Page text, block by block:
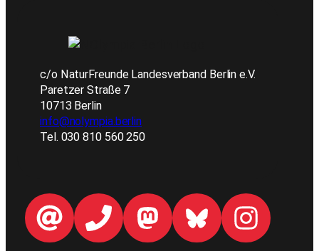
c/o NaturFreunde Landesverband Berlin e.V.
Paretzer Straße 7
10713 Berlin
info@nolympia.berlin
Tel. 030 810 560 250